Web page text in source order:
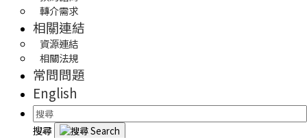
轉介需求
相關連結
資源連結
相關法規
常問問題
English
搜尋